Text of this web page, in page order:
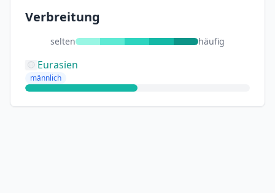
Verbreitung
selten häufig
Eurasien
männlich